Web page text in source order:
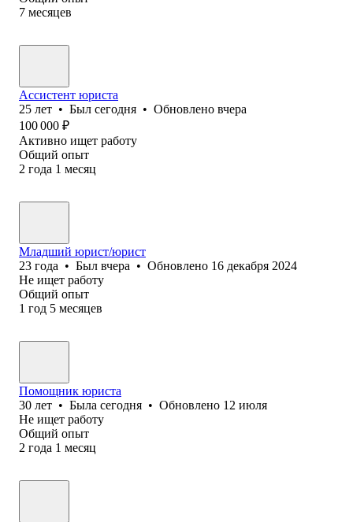
7 месяцев
Ассистент юриста
25 лет • Был сегодня • Обновлено вчера
100 000 ₽
Активно ищет работу
Общий опыт
2 года 1 месяц
Младший юрист/юрист
23 года • Был вчера • Обновлено 16 декабря 2024
Не ищет работу
Общий опыт
1 год 5 месяцев
Помощник юриста
30 лет • Была сегодня • Обновлено 12 июля
Не ищет работу
Общий опыт
2 года 1 месяц